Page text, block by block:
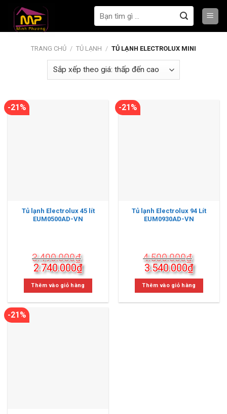
nội
kiếm:
TRANG CHỦ / TỦ LẠNH / TỦ LẠNH ELECTROLUX MINI
-21%
Tủ lạnh Electrolux 45 lít
EUM0500AD-VN
3.490.000₫
Giá
gốc
là:
2.740.000₫Giá
hiện
tại
Thêm vào giỏ hàng
-21%
Tủ lạnh Electrolux 94 Lít
EUM0930AD-VN
4.500.000₫
Giá
gốc
là:
3.540.000₫Giá
hiện
tại
Thêm vào giỏ hàng
-21%